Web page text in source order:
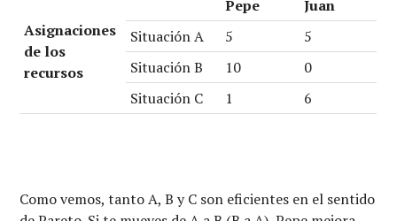
Asignaciones
de los
recursos
Pepe
Juan
Situación A
5
5
Situación B
10
0
Situación C
1 6
Como vemos, tanto A, B y C son eficientes en el sentido